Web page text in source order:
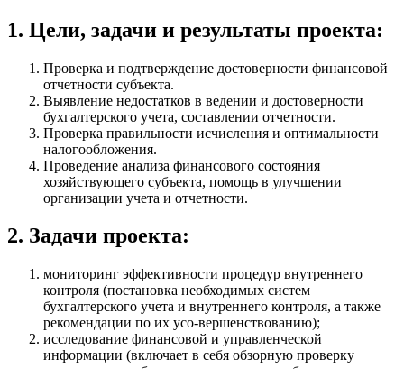
1. Цели, задачи и результаты проекта:
Проверка и подтверждение достоверности финансовой
отчетности субъекта.
Выявление недостатков в ведении и достоверности
бухгалтерского учета, составлении отчетности.
Проверка правильности исчисления и оптимальности
налогообложения.
Проведение анализа финансового состояния
хозяйствующего субъекта, помощь в улучшении
организации учета и отчетности.
2. Задачи проекта:
мониторинг эффективности процедур внутреннего
контроля (постановка необходимых систем
бухгалтерского учета и внутреннего контроля, а также
рекомендации по их усо-вершенствованию);
исследование финансовой и управленческой
информации (включает в себя обзорную проверку